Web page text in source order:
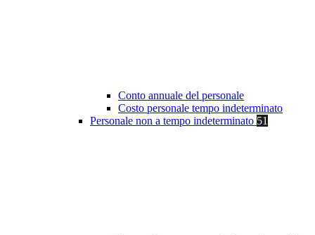
Conto annuale del personale
Costo personale tempo indeterminato
Personale non a tempo indeterminato 51